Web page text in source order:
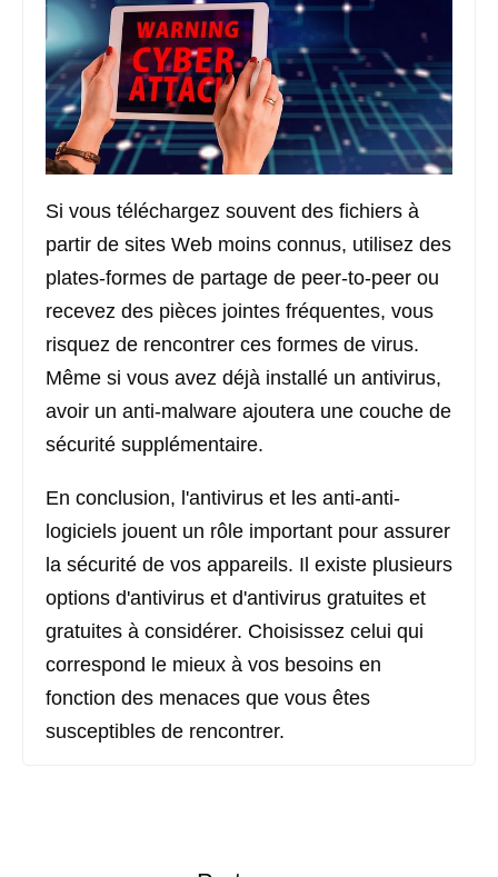
Si vous téléchargez souvent des fichiers à
partir de sites Web moins connus, utilisez des
plates-formes de partage de peer-to-peer ou
recevez des pièces jointes fréquentes, vous
risquez de rencontrer ces formes de virus.
Même si vous avez déjà installé un antivirus,
avoir un anti-malware ajoutera une couche de
sécurité supplémentaire.
En conclusion, l'antivirus et les anti-anti-
logiciels jouent un rôle important pour assurer
la sécurité de vos appareils. Il existe plusieurs
options d'antivirus et d'antivirus gratuites et
gratuites à considérer. Choisissez celui qui
correspond le mieux à vos besoins en
fonction des menaces que vous êtes
susceptibles de rencontrer.